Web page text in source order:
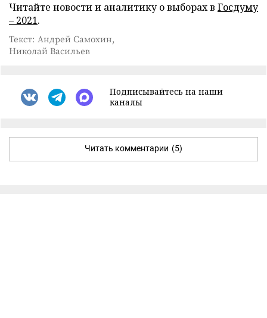
Читайте новости и аналитику о выборах в Госдуму
– 2021.
Текст: Андрей Самохин,
Николай Васильев
Подписывайтесь на наши
каналы
Читать комментарии (5)